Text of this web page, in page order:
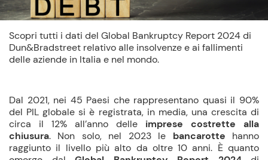
Scopri tutti i dati del Global Bankruptcy Report 2024 di
Dun&Bradstreet relativo alle insolvenze e ai fallimenti
delle aziende in Italia e nel mondo.
Dal 2021, nei 45 Paesi che rappresentano quasi il 90%
del PIL globale si è registrata, in media, una crescita di
circa il 12% all’anno delle imprese costrette alla
chiusura. Non solo, nel 2023 le bancarotte hanno
raggiunto il livello più alto da oltre 10 anni. È quanto